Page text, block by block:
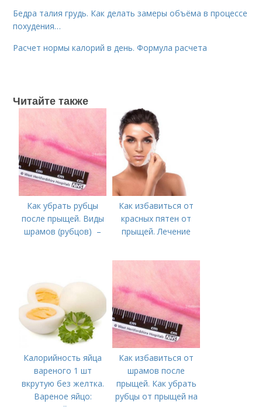
Бедра талия грудь. Как делать замеры объёма в процессе
похудения…
Расчет нормы калорий в день. Формула расчета
Читайте также
Как убрать рубцы
после прыщей. Виды
шрамов (рубцов) –
Как избавиться от
красных пятен от
прыщей. Лечение
Калорийность яйца
вареного 1 шт
вкрутую без желтка.
Вареное яйцо:
Как избавиться от
шрамов после
прыщей. Как убрать
рубцы от прыщей на